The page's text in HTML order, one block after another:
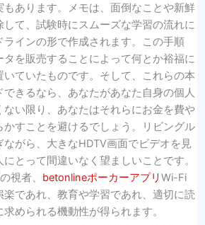
もあります。メモは、面倒なことや新鮮
て、試験時にスムーズな学習の流れに
インの形で作成されます。この手順
を販売することによって何とか裕福に
ていたものです。そして、これらの本
きるなら、あなたがあなた自身の個人
い限り、あなたはそれらにお金を費や
かすことを避けるでしょう。リビングル
がら、大きなHDTV画面でビデオを見
とって間違いなく望ましいことです。
視者、 betonlineポーカーアプリ Wi-Fi
であれ、教育や学習であれ、適切に読
められる機動性が得られます。